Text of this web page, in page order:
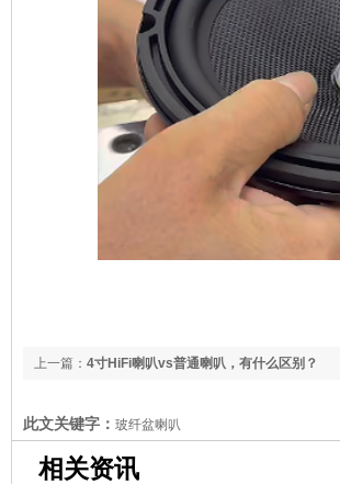
上一篇： 4寸HiFi喇叭vs普通喇叭，有什么区别？
此文关键字： 玻纤盆喇叭
相关资讯